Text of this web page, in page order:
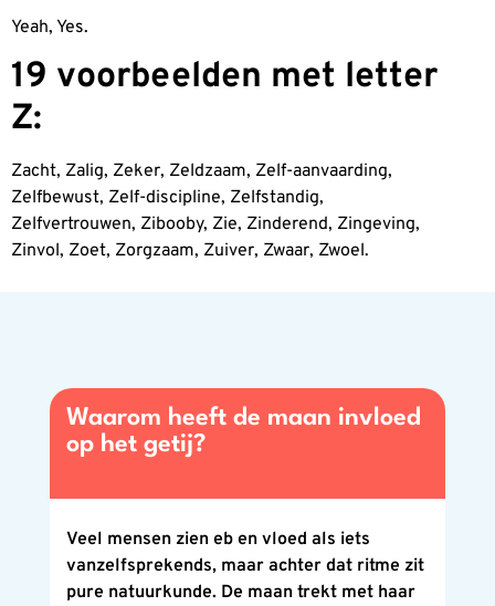
Yeah, Yes.
19 voorbeelden met letter
Z:
Zacht, Zalig, Zeker, Zeldzaam, Zelf-aanvaarding,
Zelfbewust, Zelf-discipline, Zelfstandig,
Zelfvertrouwen, Zibooby, Zie, Zinderend, Zingeving,
Zinvol, Zoet, Zorgzaam, Zuiver, Zwaar, Zwoel.
Waarom heeft de maan invloed
op het getij?
Veel mensen zien eb en vloed als iets
vanzelfsprekends, maar achter dat ritme zit
pure natuurkunde. De maan trekt met haar